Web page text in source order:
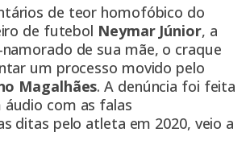
de teor homofóbico do
de futebol Neymar Júnior, a
de sua mãe, o craque
um processo movido pelo
Magalhães. A denúncia foi feita
com as falas
ditas pelo atleta em 2020, veio a